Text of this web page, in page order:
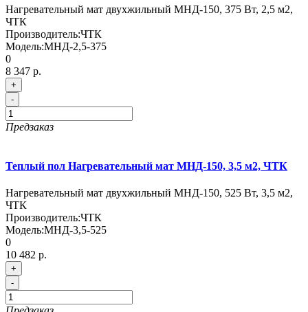
Нагревательный мат двухжильный МНД-150, 375 Вт, 2,5 м2,
ЧТК
Производитель:ЧТК
Модель:МНД-2,5-375
0
8 347 р.
+
-
Предзаказ
Теплый пол Нагревательный мат МНД-150, 3,5 м2, ЧТК
Нагревательный мат двухжильный МНД-150, 525 Вт, 3,5 м2,
ЧТК
Производитель:ЧТК
Модель:МНД-3,5-525
0
10 482 р.
+
-